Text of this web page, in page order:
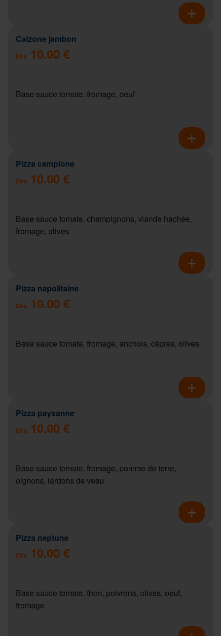
Calzone jambon
Dès 10.00 €
Base sauce tomate, fromage, oeuf
Pizza campione
Dès 10.00 €
Base sauce tomate, champignons, viande hachée,
fromage, olives
Pizza napolitaine
Dès 10.00 €
Base sauce tomate, fromage, anchois, câpres, olives
Pizza paysanne
Dès 10.00 €
Base sauce tomate, fromage, pomme de terre,
oignons, lardons de veau
Pizza neptune
Dès 10.00 €
Base sauce tomate, thon, poivrons, olives, oeuf,
fromage